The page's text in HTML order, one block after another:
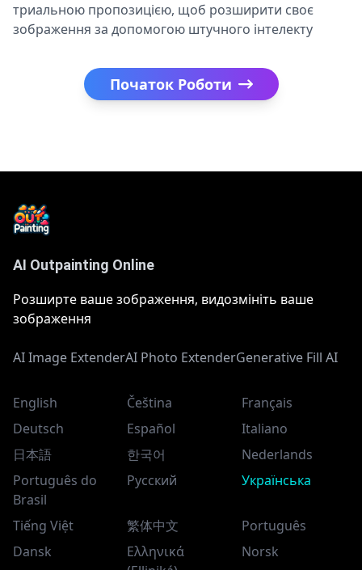
триальною пропозицією, щоб розширити своє
зображення за допомогою штучного інтелекту
Початок Роботи
AI Outpainting Online
Розширте ваше зображення, видозмініть ваше
зображення
AI Image ExtenderAI Photo ExtenderGenerative Fill AI
English Čeština
Français
Deutsch
Español
Italiano
日本語
한국어
Nederlands
Português do
Brasil
Русский Українська
Tiếng Việt 繁体中文
Português
Dansk
Ελληνικά
Norsk